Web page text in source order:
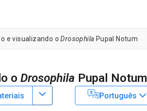
e visualizando oDrosophila Pupal Notum
o Drosophila Pupal Notum
Português